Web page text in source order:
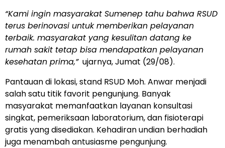
“Kami ingin masyarakat Sumenep tahu bahwa RSUD
terus berinovasi untuk memberikan pelayanan
terbaik. masyarakat yang kesulitan datang ke
rumah sakit tetap bisa mendapatkan pelayanan
kesehatan prima,” ujarnya, Jumat (29/08).
Pantauan di lokasi, stand RSUD Moh. Anwar menjadi
salah satu titik favorit pengunjung. Banyak
masyarakat memanfaatkan layanan konsultasi
singkat, pemeriksaan laboratorium, dan fisioterapi
gratis yang disediakan. Kehadiran undian berhadiah
juga menambah antusiasme pengunjung.